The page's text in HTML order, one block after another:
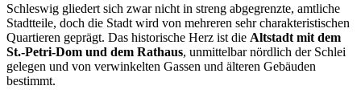
Schleswig gliedert sich zwar nicht in streng abgegrenzte, amtliche
Stadtteile, doch die Stadt wird von mehreren sehr charakteristischen
Quartieren geprägt. Das historische Herz ist die Altstadt mit dem
St.-Petri-Dom und dem Rathaus, unmittelbar nördlich der Schlei
gelegen und von verwinkelten Gassen und älteren Gebäuden
bestimmt.